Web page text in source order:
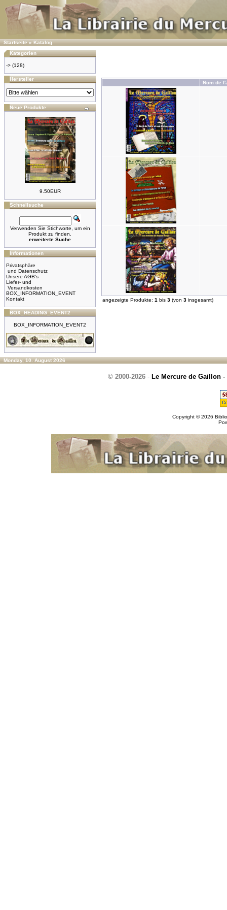
Startseite»Katalog
Kategorien
-> (128)
Hersteller
Neue Produkte
9.50EUR
Schnellsuche
Verwenden Sie Stichworte, um ein
Produkt zu finden.
erweiterte Suche
Informationen
Privatsphäre
und Datenschutz
Unsere AGB's
Liefer- und
Versandkosten
BOX_INFORMATION_EVENT
Kontakt
BOX_HEADING_EVENT2
BOX_INFORMATION_EVENT2
Nom de
angezeigte Produkte: 1 bis 3 (von 3 insgesamt)
Monday, 10. August 2026
© 2000-2026 - Le Mercure de Gaillon -
Copyright © 2026